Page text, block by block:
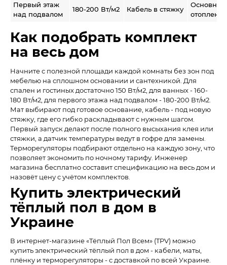
Первый этаж
над подвалом
180-200 Вт/м2 Кабель в стяжку
Основное
отопление
Как подобрать комплект
на весь дом
Начните с полезной площади каждой комнаты без зон под
мебелью на сплошном основании и сантехникой. Для
спален и гостиных достаточно 150 Вт/м2, для ванных - 160-
180 Вт/м2, для первого этажа над подвалом - 180-200 Вт/м2.
Мат выбирают под готовое основание, кабель - под новую
стяжку, где его гибко раскладывают с нужным шагом.
Первый запуск делают после полного высыхания клея или
стяжки, а датчик температуры ведут в гофре для замены.
Терморегуляторы подбирают отдельно на каждую зону, что
позволяет экономить по ночному тарифу. Инженер
магазина бесплатно составит спецификацию на весь дом и
назовёт цену с учётом комплектов.
Купить электрический
тёплый пол в дом в
Украине
В интернет-магазине «Тёплый Пол Всем» (TPV) можно
купить электрический тёплый пол в дом - кабели, маты,
плёнку и терморегуляторы - с доставкой по всей Украине.